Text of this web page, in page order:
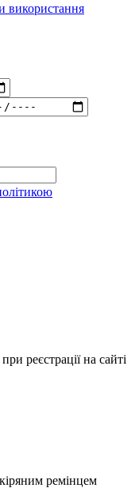
використання
реєстрації на сайті
ремінцем